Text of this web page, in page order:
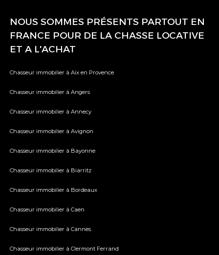
NOUS SOMMES PRÉSENTS PARTOUT EN
FRANCE POUR DE LA CHASSE LOCATIVE
ET A L'ACHAT
Chasseur immobilier à Aix en Provence
Chasseur immobilier à Angers
Chasseur immobilier à Annecy
Chasseur immobilier à Avignon
Chasseur immobilier à Bayonne
Chasseur immobilier à Biarritz
Chasseur immobilier à Bordeaux
Chasseur immobilier à Caen
Chasseur immobilier à Cannes
Chasseur immobilier à Clermont Ferrand